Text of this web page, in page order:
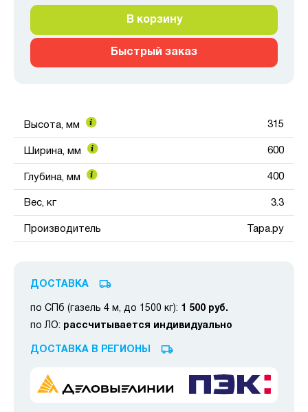
В корзину
Быстрый заказ
Высота, мм 315
Ширина, мм 600
Глубина, мм 400
Вес, кг 3.3
Производитель Тара.ру
ДОСТАВКА
по СПб (газель 4 м, до 1500 кг): 1 500 руб.
по ЛО: рассчитывается индивидуально
ДОСТАВКА В РЕГИОНЫ